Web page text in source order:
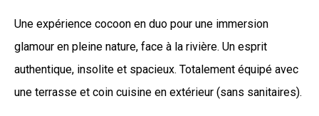
Une expérience cocoon en duo pour une immersion
glamour en pleine nature, face à la rivière. Un esprit
authentique, insolite et spacieux. Totalement équipé avec
une terrasse et coin cuisine en extérieur (sans sanitaires).